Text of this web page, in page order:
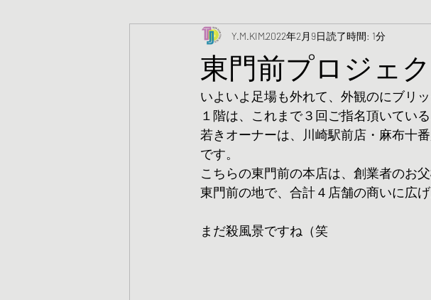
東門前プロジェ
Y.M.KIM2022年2月9日読了時間: 1分
いよいよ足場も外れて、外観のにブリ
１階は、これまで３回ご指名頂いてい
若きオーナーは、川崎駅前店・麻布十
です。
こちらの東門前の本店は、創業者のお
東門前の地で、合計４店舗の商いに広
まだ殺風景ですね（笑